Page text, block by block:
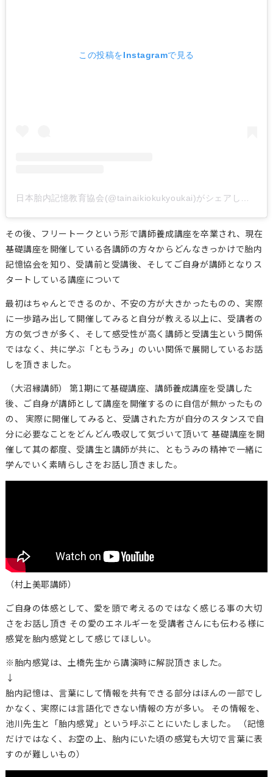
この投稿をInstagramで見る
その後、フリートークという形で講師養成講座を卒業され、現在
基礎講座を開催している各講師の方々からどんなきっかけで胎内
記憶協会を知り、受講前と受講後、そしてご自身が講師となりス
タートしている講座について
最初はちゃんとできるのか、不安の方が大きかったものの、実際
に一歩踏み出して開催してみると自分が教える以上に、受講者の
方の気づきが多く、そして感受性が高く講師と受講生という関係
ではなく、共に学ぶ「ともうみ」のいい関係で展開しているお話
しを頂きました。
（大沼縁講師） 第1期にて基礎講座、講師養成講座を受講した
後、ご自身が講師として講座を開催するのに自信が無かったもの
の、 実際に開催してみると、受講された方が自分のスタンスで自
分に必要なことをどんどん吸収して気づいて頂いて 基礎講座を開
催して其の都度、受講生と講師が共に、ともうみの精神で一緒に
学んでいく素晴らしさをお話し頂きました。
（村上美耶講師）
ご自身の体感として、愛を頭で考えるのではなく感じる事の大切
さをお話し頂き その愛のエネルギーを受講者さんにも伝わる様に
感覚を胎内感覚として感じてほしい。
※胎内感覚は、土橋先生から講演時に解説頂きました。
↓
胎内記憶は、言葉にして情報を共有できる部分はほんの一部でし
かなく、実際には言語化できない情報の方が多い。 その情報を、
池川先生と「胎内感覚」という呼ぶことにいたしました。 （記憶
だけではなく、お空の上、胎内にいた頃の感覚も大切で言葉に表
すのが難しいもの）